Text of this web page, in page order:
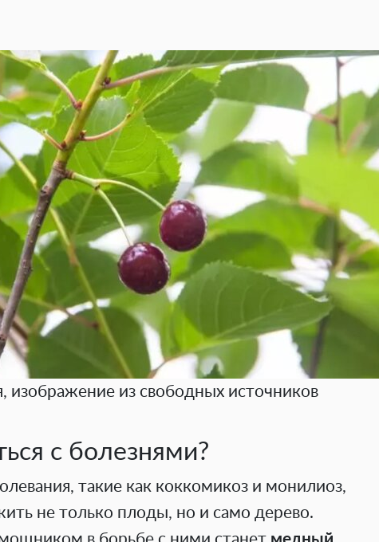
изображение из свободных источников
с болезнями?
такие как коккомикоз и монилиоз,
не только плоды, но и само дерево.